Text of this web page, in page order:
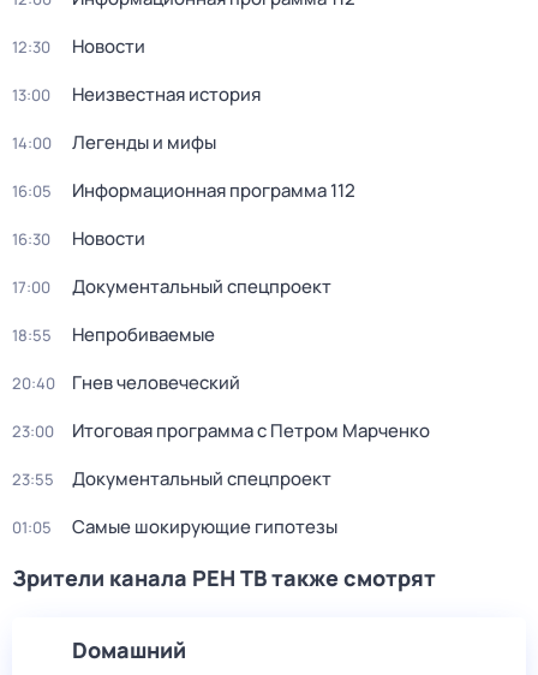
12:30 Новости
13:00 Неизвестная история
14:00 Легенды и мифы
16:05 Информационная программа 112
16:30 Новости
17:00 Документальный спецпроект
18:55 Непробиваемые
20:40 Гнев человеческий
23:00 Итоговая программа с Петром Марченко
23:55 Документальный спецпроект
01:05 Самые шoкиpующие гипотезы
Зрители канала РЕН ТВ также смотрят
Dомашний